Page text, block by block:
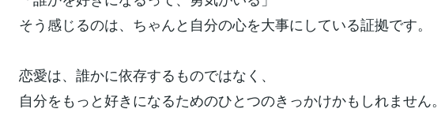
そう感じるのは、ちゃんと自分の心を大事にしている証拠です。
恋愛は、誰かに依存するものではなく、
自分をもっと好きになるためのひとつのきっかけかもしれません。